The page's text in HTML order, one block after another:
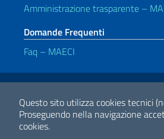
Questo sito utilizza cookies tecnici
Proseguendo nella navigazione
cookies.
Amministrazione trasparente –
Domande Frequenti
Faq – MAECI
Link Utili